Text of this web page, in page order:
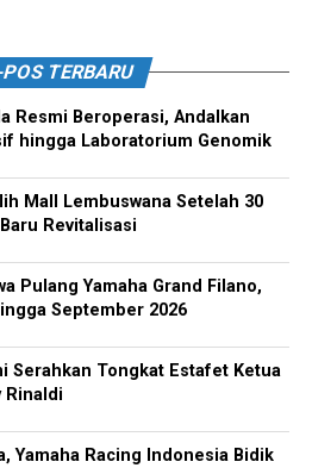
TERBARU
Resmi Beroperasi, Andalkan
hingga Laboratorium Genomik
Mall Lembuswana Setelah 30
Revitalisasi
Pulang Yamaha Grand Filano,
September 2026
Serahkan Tongkat Estafet Ketua
Rinaldi
Yamaha Racing Indonesia Bidik